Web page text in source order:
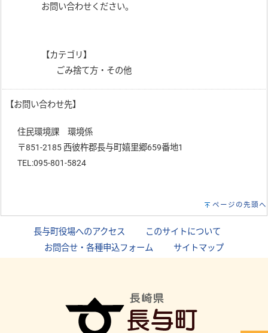
お問い合わせください。
【カテゴリ】
ごみ捨て方・その他
【お問い合わせ先】
住民環境課 環境係
〒851-2185 西彼杵郡長与町嬉里郷659番地1
TEL:095-801-5824
ページの先頭へ
長与町役場へのアクセス このサイトについて
お問合せ・各種申込フォーム
サイトマップ